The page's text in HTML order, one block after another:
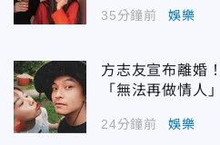
35分鐘前 娛樂
方志友宣布離婚
「無法再做情人」
24分鐘前 娛樂